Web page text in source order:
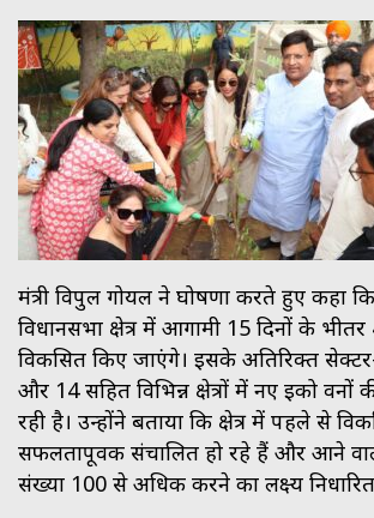
मंत्री विपुल गोयल ने घोषणा करते हुए कहा
विधानसभा क्षेत्र में आगामी 15 दिनों के
विकसित किए जाएंगे। इसके अतिरिक्त
और 14 सहित विभिन्न क्षेत्रों में नए ईको
रही है। उन्होंने बताया कि क्षेत्र में पहले से
सफलतापूर्वक संचालित हो रहे हैं और आने
संख्या 100 से अधिक करने का लक्ष्य